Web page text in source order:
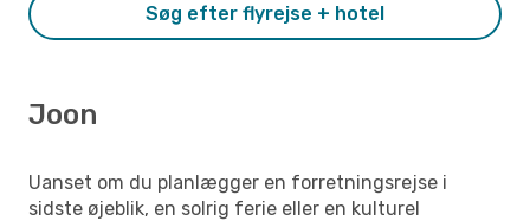
Søg efter flyrejse + hotel
Joon
Uanset om du planlægger en forretningsrejse i
sidste øjeblik, en solrig ferie eller en kulturel